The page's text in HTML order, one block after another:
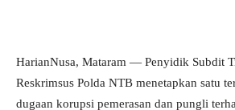
HarianNusa, Mataram — Penyidik Subdit
Reskrimsus Polda NTB menetapkan satu
dugaan korupsi pemerasan dan pungli